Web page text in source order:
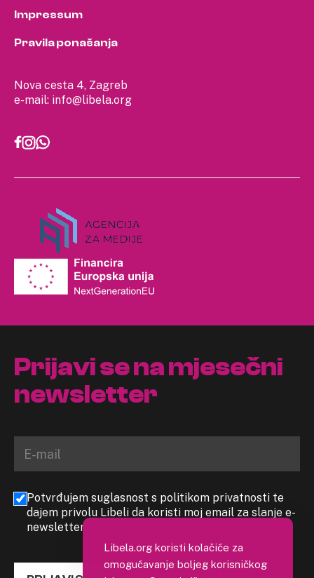
Nova cesta 4, Zagreb
e-mail: info@libela.org
Impressum
Pravila ponašanja
Prijavi se na mjesečni
newsletter
Potvrđujem suglasnost s politikom privatnosti te
dajem privolu Libeli da koristi moj email za slanje e-
newslettera
Libela.org koristi kolačiće za
omogućavanje boljeg korisničkog